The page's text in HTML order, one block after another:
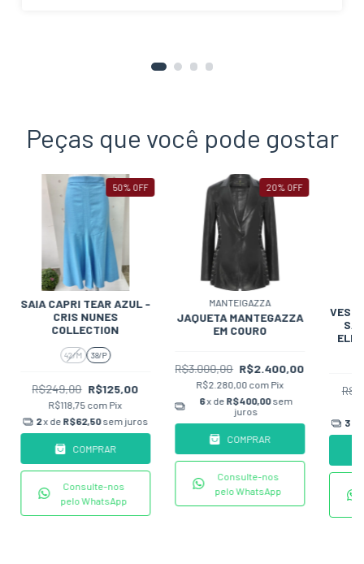
Peças que você pode gostar
50% OFF
SAIA CAPRI TEAR AZUL -
CRIS NUNES
COLLECTION
42/M 38/P
R$249,00 R$125,00
R$118,75 com Pix
2x de R$62,50 sem juros
COMPRAR
Consulte-nos
pelo WhatsApp
20% OFF
MANTEIGAZZA
JAQUETA MANTEGAZZA
EM COURO
R$3.000,00 R$2.400,00
R$2.280,00 com Pix
6x de R$400,00sem
juros
COMPRAR
Consulte-nos
pelo WhatsApp
3